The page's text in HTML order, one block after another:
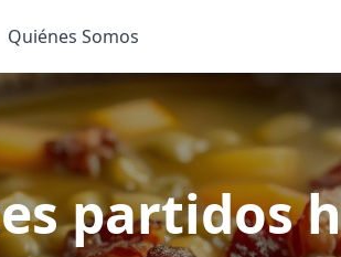
Quiénes Somos
partidos